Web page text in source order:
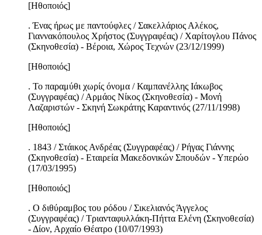
[Ηθοποιός]
. Ένας ήρως με παντούφλες / Σακελλάριος Αλέκος,
Γιαννακόπουλος Χρήστος (Συγγραφέας) / Χαρίτογλου Πάνος
(Σκηνοθεσία) - Βέροια, Χώρος Τεχνών (23/12/1999)
[Ηθοποιός]
. Το παραμύθι χωρίς όνομα / Καμπανέλλης Ιάκωβος
(Συγγραφέας) / Αρμάος Νίκος (Σκηνοθεσία) - Μονή
Λαζαριστών - Σκηνή Σωκράτης Καραντινός (27/11/1998)
[Ηθοποιός]
. 1843 / Στάικος Ανδρέας (Συγγραφέας) / Ρήγας Γιάννης
(Σκηνοθεσία) - Εταιρεία Μακεδονικών Σπουδών - Υπερώο
(17/03/1995)
[Ηθοποιός]
. Ο διθύραμβος του ρόδου / Σικελιανός Άγγελος
(Συγγραφέας) / Τριανταφυλλάκη-Πήττα Ελένη (Σκηνοθεσία)
- Δίον, Αρχαίο Θέατρο (10/07/1993)